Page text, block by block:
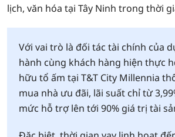
lịch, văn hóa tại Tây Ninh trong thời
Với vai trò là đối tác tài chính của
hành cùng khách hàng hiện thực
hữu tổ ấm tại T&T City Millennia
mua nhà ưu đãi, lãi suất chỉ từ
mức hỗ trợ lên tới 90% giá trị tài